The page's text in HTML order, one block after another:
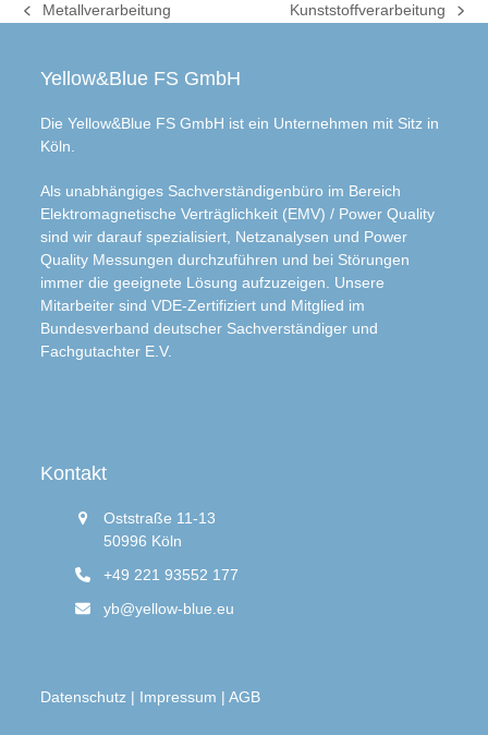
previous
Metallverarbeitung
next
Kunststoffverarbeitung
Yellow&Blue FS GmbH
Die Yellow&Blue FS GmbH ist ein Unternehmen mit Sitz in
Köln.
Als unabhängiges Sachverständigenbüro im Bereich
Elektromagnetische Verträglichkeit (EMV) / Power Quality
sind wir darauf spezialisiert, Netzanalysen und Power
Quality Messungen durchzuführen und bei Störungen
immer die geeignete Lösung aufzuzeigen. Unsere
Mitarbeiter sind VDE-Zertifiziert und Mitglied im
Bundesverband deutscher Sachverständiger und
Fachgutachter E.V.
Kontakt
Oststraße 11-13
50996 Köln
+49 221 93552 177
yb@yellow-blue.eu
Datenschutz | Impressum |AGB